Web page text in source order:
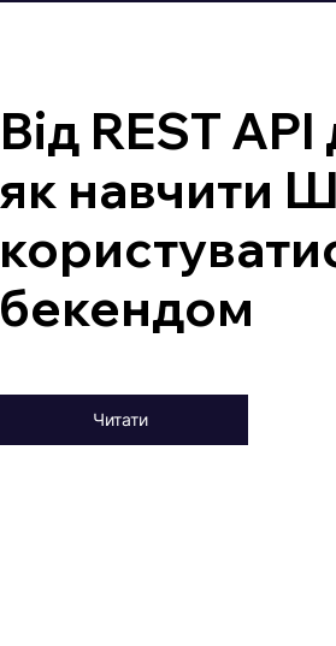
Від REST
як навчити
бекендом
Читати